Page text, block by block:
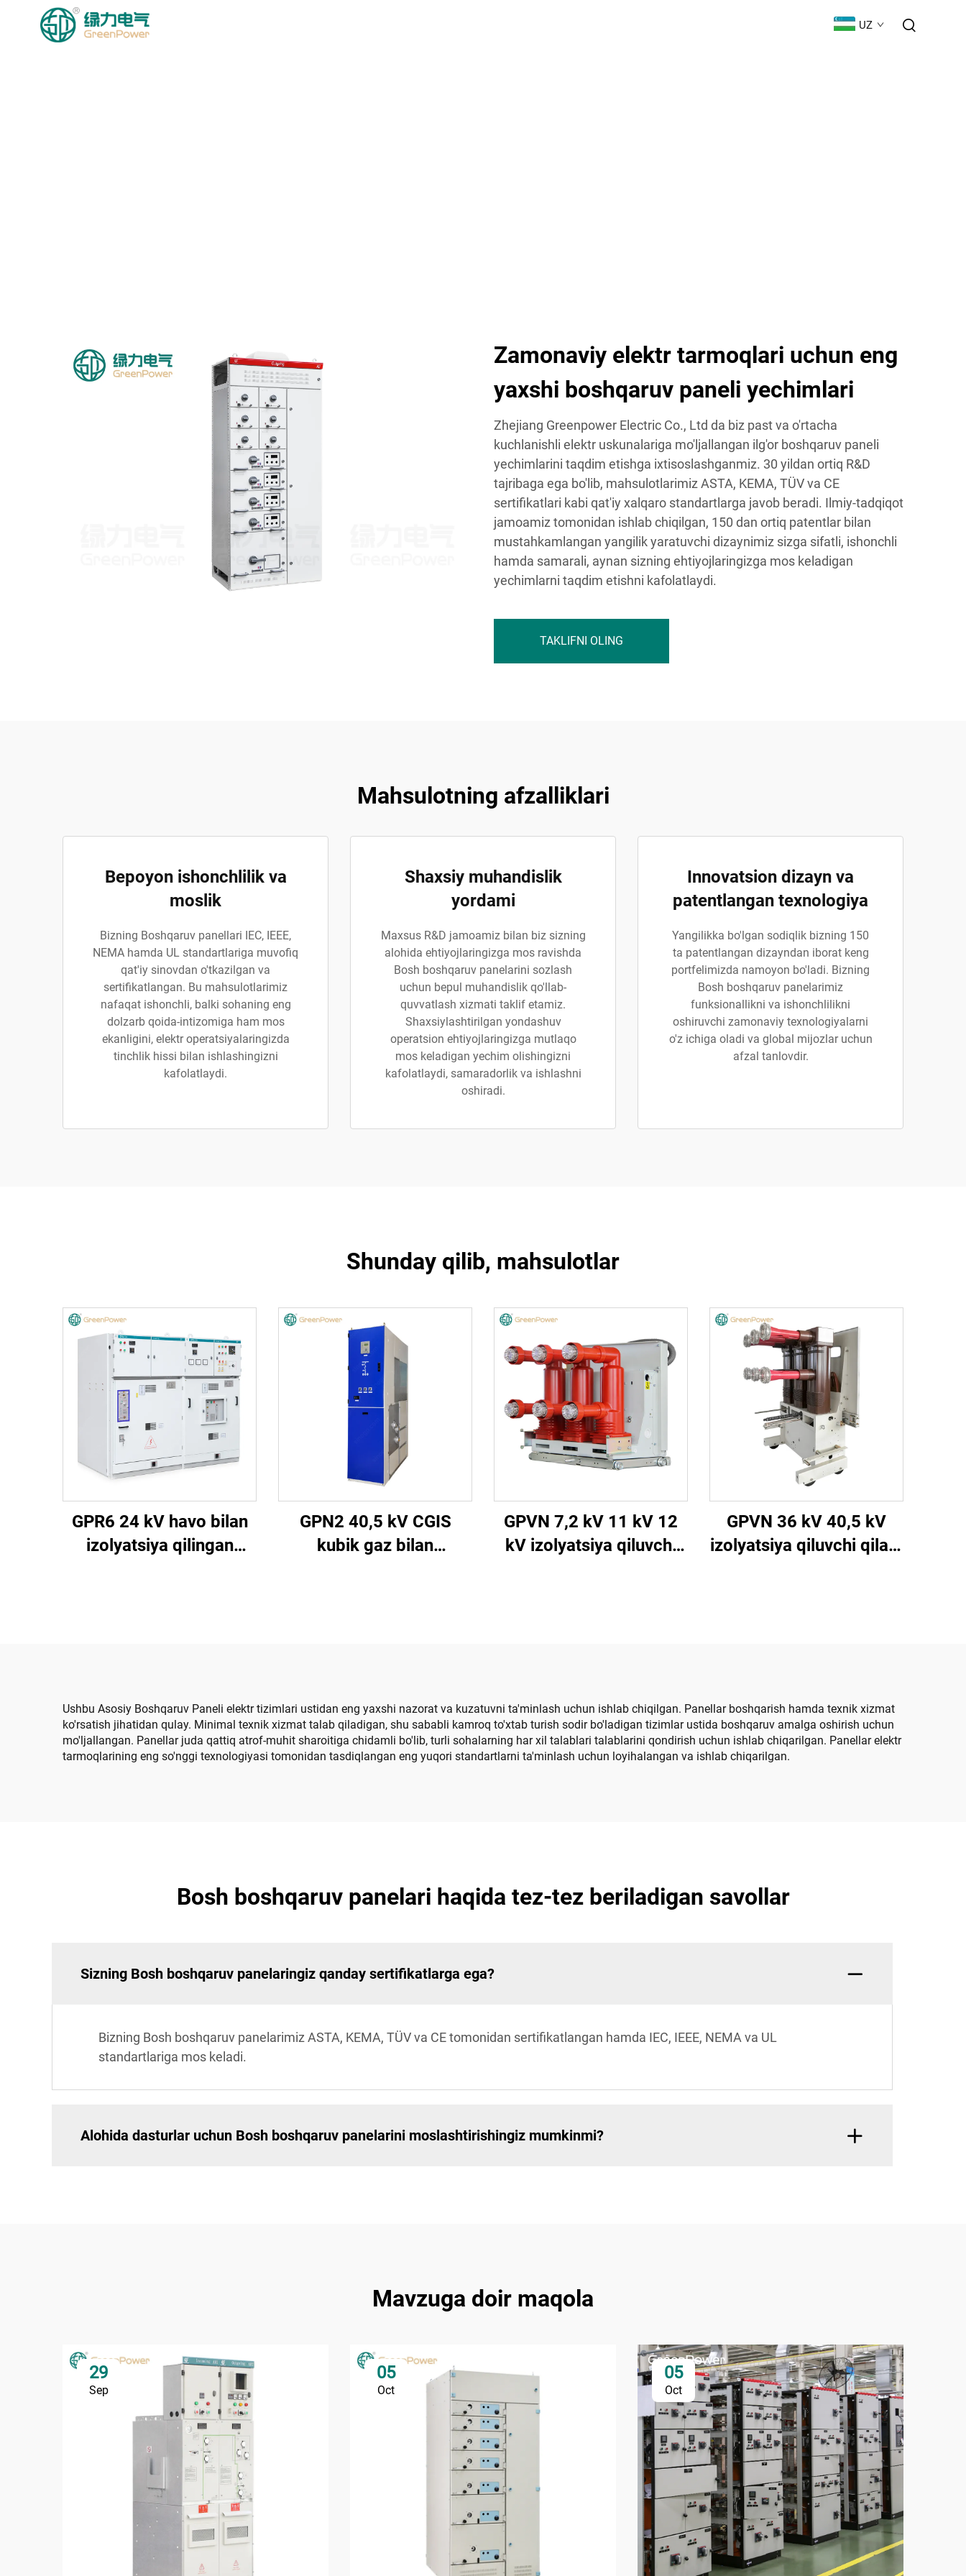
UZ
Zamonaviy elektr tarmoqlari uchun eng
yaxshi boshqaruv paneli yechimlari
Zhejiang Greenpower Electric Co., Ltd da biz past va o'rtacha
kuchlanishli elektr uskunalariga mo'ljallangan ilg'or boshqaruv paneli
yechimlarini taqdim etishga ixtisoslashganmiz. 30 yildan ortiq R&D
tajribaga ega bo'lib, mahsulotlarimiz ASTA, KEMA, TÜV va CE
sertifikatlari kabi qat'iy xalqaro standartlarga javob beradi. Ilmiy-tadqiqot
jamoamiz tomonidan ishlab chiqilgan, 150 dan ortiq patentlar bilan
mustahkamlangan yangilik yaratuvchi dizaynimiz sizga sifatli, ishonchli
hamda samarali, aynan sizning ehtiyojlaringizga mos keladigan
yechimlarni taqdim etishni kafolatlaydi.
TAKLIFNI OLING
Mahsulotning afzalliklari
Bepoyon ishonchlilik va
moslik
Bizning Boshqaruv panellari IEC, IEEE,
NEMA hamda UL standartlariga muvofiq
qat'iy sinovdan o'tkazilgan va
sertifikatlangan. Bu mahsulotlarimiz
nafaqat ishonchli, balki sohaning eng
dolzarb qoida-intizomiga ham mos
ekanligini, elektr operatsiyalaringizda
tinchlik hissi bilan ishlashingizni
kafolatlaydi.
Shaxsiy muhandislik
yordami
Maxsus R&D jamoamiz bilan biz sizning
alohida ehtiyojlaringizga mos ravishda
Bosh boshqaruv panelarini sozlash
uchun bepul muhandislik qo'llab-
quvvatlash xizmati taklif etamiz.
Shaxsiylashtirilgan yondashuv
operatsion ehtiyojlaringizga mutlaqo
mos keladigan yechim olishingizni
kafolatlaydi, samaradorlik va ishlashni
oshiradi.
Innovatsion dizayn va
patentlangan texnologiya
Yangilikka bo'lgan sodiqlik bizning 150
ta patentlangan dizayndan iborat keng
portfelimizda namoyon bo'ladi. Bizning
Bosh boshqaruv panelarimiz
funksionallikni va ishonchlilikni
oshiruvchi zamonaviy texnologiyalarni
o'z ichiga oladi va global mijozlar uchun
afzal tanlovdir.
Shunday qilib, mahsulotlar
GPR6 24 kV havo bilan
izolyatsiya qilingan
GPN2 40,5 kV CGIS
kubik gaz bilan
GPVN 7,2 kV 11 kV 12
kV izolyatsiya qiluvchi
GPVN 36 kV 40,5 kV
izolyatsiya qiluvchi qilafli
Ushbu Asosiy Boshqaruv Paneli elektr tizimlari ustidan eng yaxshi nazorat va kuzatuvni ta'minlash uchun ishlab chiqilgan. Panellar boshqarish hamda texnik xizmat
ko'rsatish jihatidan qulay. Minimal texnik xizmat talab qiladigan, shu sababli kamroq to'xtab turish sodir bo'ladigan tizimlar ustida boshqaruv amalga oshirish uchun
mo'ljallangan. Panellar juda qattiq atrof-muhit sharoitiga chidamli bo'lib, turli sohalarning har xil talablari talablarini qondirish uchun ishlab chiqarilgan. Panellar elektr
tarmoqlarining eng so'nggi texnologiyasi tomonidan tasdiqlangan eng yuqori standartlarni ta'minlash uchun loyihalangan va ishlab chiqarilgan.
Bosh boshqaruv panelari haqida tez-tez beriladigan savollar
Sizning Bosh boshqaruv panelaringiz qanday sertifikatlarga ega?
Bizning Bosh boshqaruv panelarimiz ASTA, KEMA, TÜV va CE tomonidan sertifikatlangan hamda IEC, IEEE, NEMA va UL
standartlariga mos keladi.
Alohida dasturlar uchun Bosh boshqaruv panelarini moslashtirishingiz mumkinmi?
Mavzuga doir maqola
29
Sep
05
Oct
05
Oct